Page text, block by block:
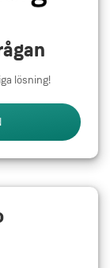
lösning!